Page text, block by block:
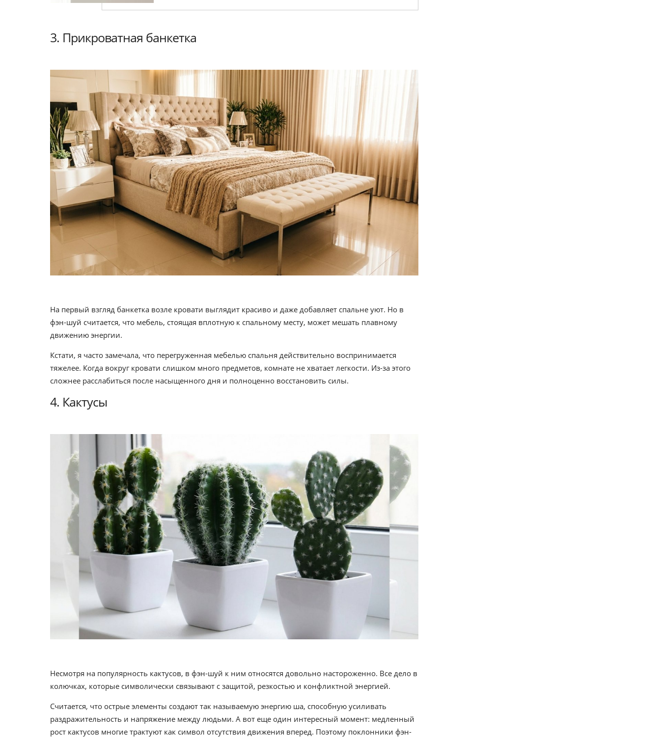
3. Прикроватная банкетка
На первый взгляд банкетка возле кровати выглядит красиво и даже добавляет спальне уют. Но в
фэн-шуй считается, что мебель, стоящая вплотную к спальному месту, может мешать плавному
движению энергии.
Кстати, я часто замечала, что перегруженная мебелью спальня действительно воспринимается
тяжелее. Когда вокруг кровати слишком много предметов, комнате не хватает легкости. Из-за этого
сложнее расслабиться после насыщенного дня и полноценно восстановить силы.
4. Кактусы
Несмотря на популярность кактусов, в фэн-шуй к ним относятся довольно настороженно. Все дело в
колючках, которые символически связывают с защитой, резкостью и конфликтной энергией.
Считается, что острые элементы создают так называемую энергию ша, способную усиливать
раздражительность и напряжение между людьми. А вот еще один интересный момент: медленный
рост кактусов многие трактуют как символ отсутствия движения вперед. Поэтому поклонники фэн-